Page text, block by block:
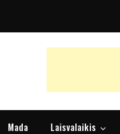
Mada Laisvalaikis